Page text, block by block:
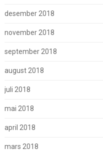
desember 2018
november 2018
september 2018
august 2018
juli 2018
mai 2018
april 2018
mars 2018